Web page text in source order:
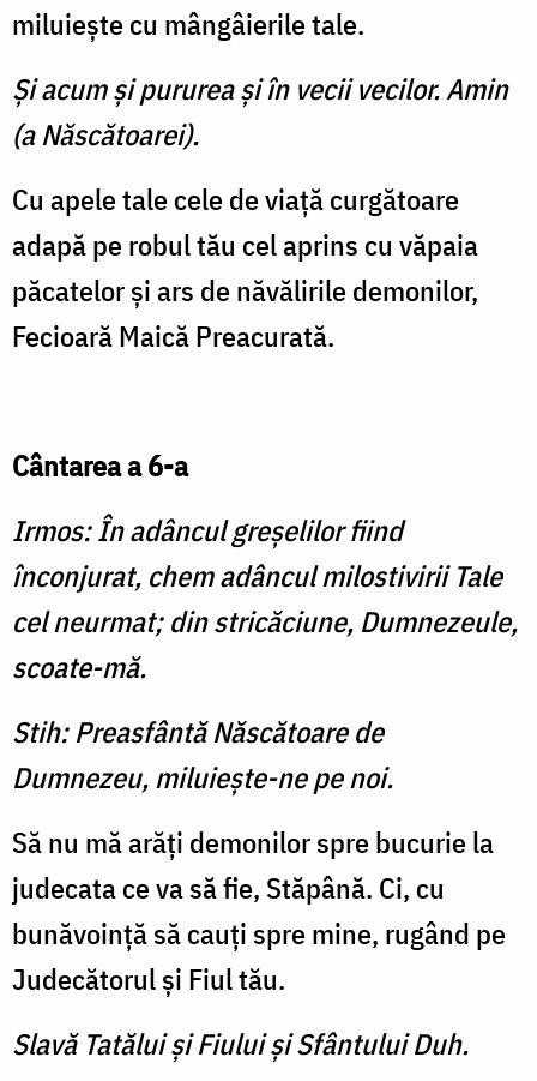
miluieşte cu mângâierile tale.
Şi acum şi pururea şi în vecii vecilor. Amin
(a Născătoarei).
Cu apele tale cele de viaţă curgătoare
adapă pe robul tău cel aprins cu văpaia
păcatelor şi ars de năvălirile demonilor,
Fecioară Maică Preacurată.
Cântarea a 6-a
Irmos: În adâncul greşelilor fiind
înconjurat, chem adâncul milostivirii Tale
cel neurmat; din stricăciune, Dumnezeule,
scoate-mă.
Stih: Preasfântă Născătoare de
Dumnezeu, miluieşte-ne pe noi.
Să nu mă arăţi demonilor spre bucurie la
judecata ce va să fie, Stăpână. Ci, cu
bunăvoinţă să cauţi spre mine, rugând pe
Judecătorul şi Fiul tău.
Slavă Tatălui şi Fiului şi Sfântului Duh.